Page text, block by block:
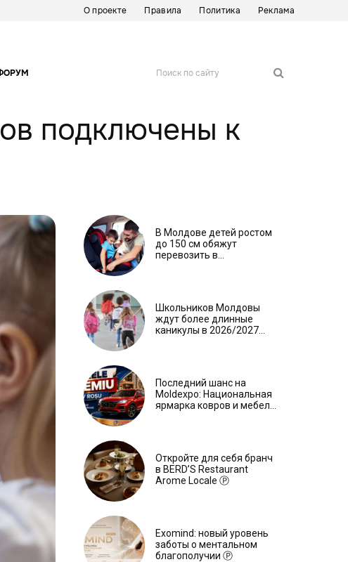
О проекте Правила Политика Реклама
Поиск по сайту
подключены к
В Молдове детей ростом
до 150 см обяжут
перевозить в
Школьников Молдовы
ждут более длинные
каникулы в 2026/2027
Последний шанс на
Moldexpo: Национальная
ярмарка ковров и мебели
Откройте для себя бранч
в BERD’S Restaurant
Arome Locale Ⓟ
Exomind: новый уровень
заботы о ментальном
благополучии Ⓟ